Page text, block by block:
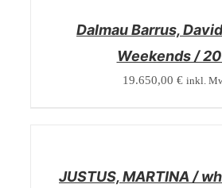
Dalmau Barrus,
Weekends /
19.650,00 € inkl.
JUSTUS, MARTINA /